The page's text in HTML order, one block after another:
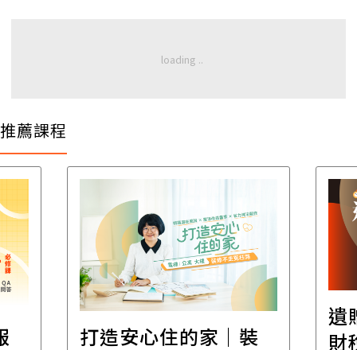
推薦課程
打造安心住的家｜裝
遺
財